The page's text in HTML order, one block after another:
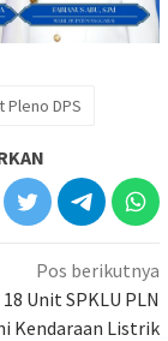
Pleno DPS
Pos berikutnya
Unit SPKLU PLN
Kendaraan Listrik